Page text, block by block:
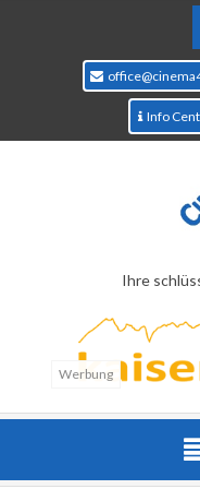
Info
Ihre
Werbung
Übersichtliche